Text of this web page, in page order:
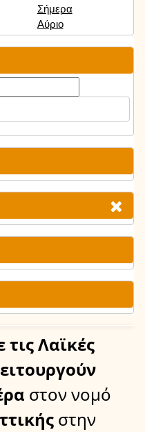
Σήμερα
Αύριο
τις Λαϊκές
στον νομό
στην